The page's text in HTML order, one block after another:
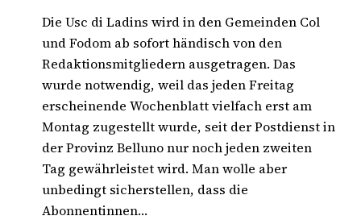
Die Usc di Ladins wird in den Gemeinden Col
und Fodom ab sofort händisch von den
Redaktionsmitgliedern ausgetragen. Das
wurde notwendig, weil das jeden Freitag
erscheinende Wochenblatt vielfach erst am
Montag zugestellt wurde, seit der Postdienst in
der Provinz Belluno nur noch jeden zweiten
Tag gewährleistet wird. Man wolle aber
unbedingt sicherstellen, dass die
Abonnentinnen…